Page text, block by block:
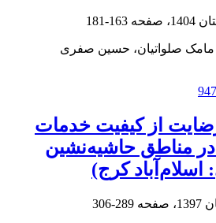
163-181
مامک صلواتیان، حسین صفری
رضایت از کیفیت خدمات
مناطق حاشیه‌نشین
کرج)
289-306